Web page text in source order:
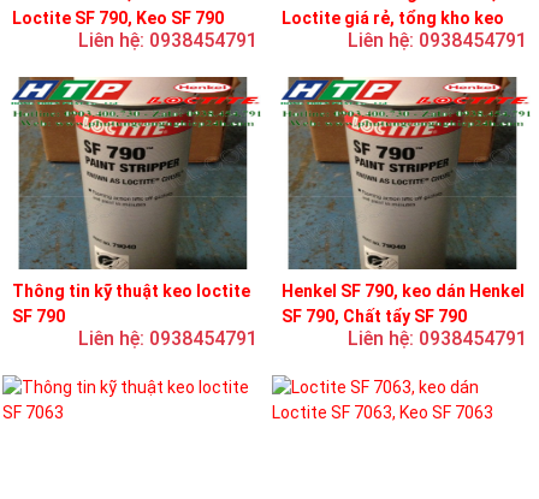
Loctite SF 790, Keo SF 790
Liên hệ: 0938454791
Loctite giá rẻ, tổng kho keo
Liên hệ: 0938454791
Thông tin kỹ thuật keo loctite
SF 790
Liên hệ: 0938454791
Henkel SF 790, keo dán Henkel
SF 790, Chất tẩy SF 790
Liên hệ: 0938454791